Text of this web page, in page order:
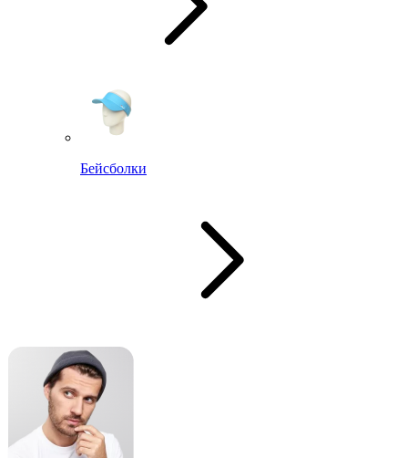
Бейсболки